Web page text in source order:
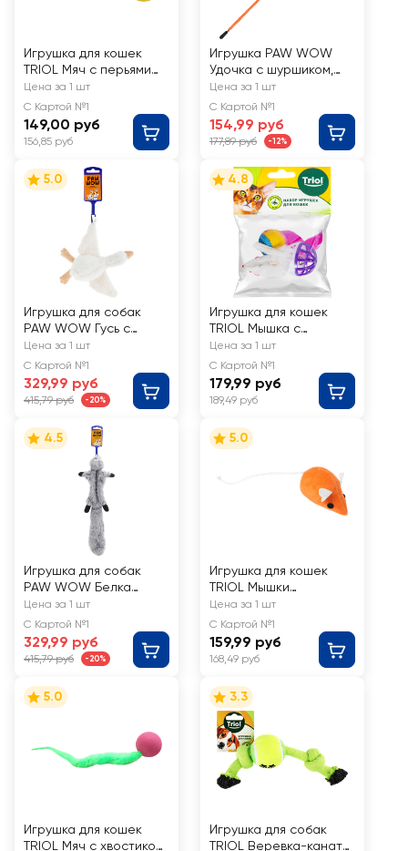
Игрушка для кошек
TRIOL Мяч с перьями
d=40мм/180мм
Цена за 1 шт
С Картой №1
149,00 руб
156,85 руб
Игрушка PAW WOW
Удочка с шуршиком,
дразнилка на резинке,
70см
Цена за 1 шт
С Картой №1
154,99 руб
177,89 руб -12%
5.0
Игрушка для собак
PAW WOW Гусь с
пищалкой 23см
Цена за 1 шт
С Картой №1
329,99 руб
415,79 руб -20%
4.8
Игрушка для кошек
TRIOL Мышка с
игрушкой
Цена за 1 шт
С Картой №1
179,99 руб
189,49 руб
4.5
Игрушка для собак
PAW WOW Белка
летяга с пищалкой
46см
Цена за 1 шт
С Картой №1
329,99 руб
415,79 руб -20%
5.0
Игрушка для кошек
TRIOL Мышки
разноцветные в
наборе, 2 мыши 65мм
Цена за 1 шт
С Картой №1
159,99 руб
168,49 руб
5.0
Игрушка для кошек
TRIOL Мяч с хвостиком
3.3
Игрушка для собак
TRIOL Веревка-канат